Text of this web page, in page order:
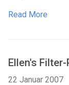
Read More
Ellen's
22 Januar 2007